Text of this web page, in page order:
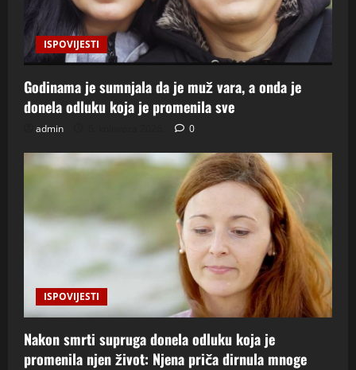
ISPOVIJESTI
Godinama je sumnjala da je muž vara, a onda je
donela odluku koja je promenila sve
admin 0
ISPOVIJESTI
Nakon smrti supruga donela odluku koja je
promenila njen život: Njena priča dirnula mnoge